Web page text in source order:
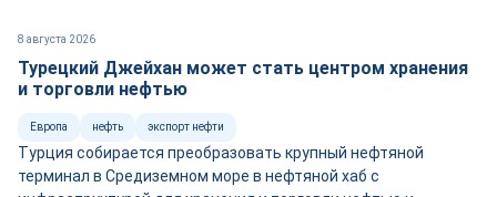
8 августа 2026
Турецкий Джейхан может стать центром хранения
и торговли нефтью
Европа нефть экспорт нефти
Турция собирается преобразовать крупный нефтяной
терминал в Средиземном море в нефтяной хаб с